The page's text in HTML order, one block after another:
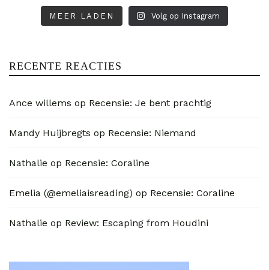
MEER LADEN Volg op Instagram
RECENTE REACTIES
Ance willems op Recensie: Je bent prachtig
Mandy Huijbregts op Recensie: Niemand
Nathalie op Recensie: Coraline
Emelia (@emeliaisreading) op Recensie: Coraline
Nathalie op Review: Escaping from Houdini